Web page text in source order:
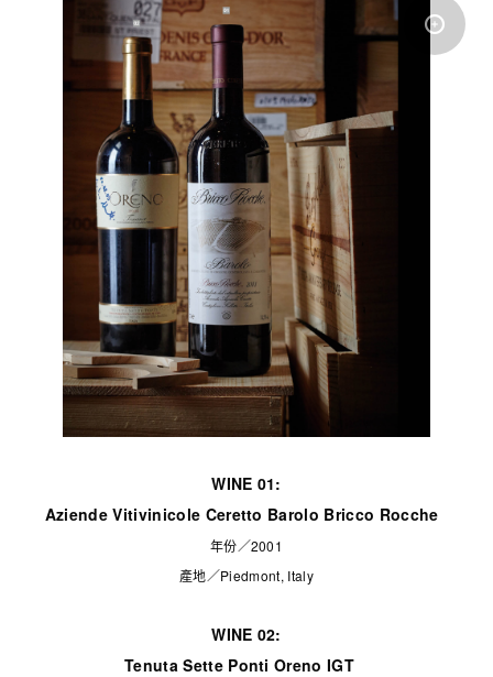
WINE 01:
Aziende Vitivinicole Ceretto Barolo Bricco Rocche
年份／2001
產地／Piedmont, Italy
WINE 02:
Tenuta Sette Ponti Oreno IGT